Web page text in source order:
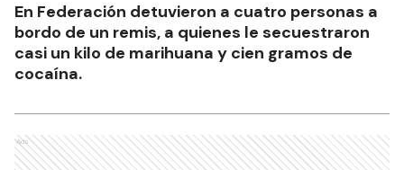
En Federación detuvieron a cuatro personas a
bordo de un remis, a quienes le secuestraron
casi un kilo de marihuana y cien gramos de
cocaína.
Ads